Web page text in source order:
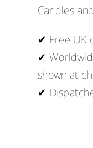
Candles
✔ Free UK
✔
shown at
✔